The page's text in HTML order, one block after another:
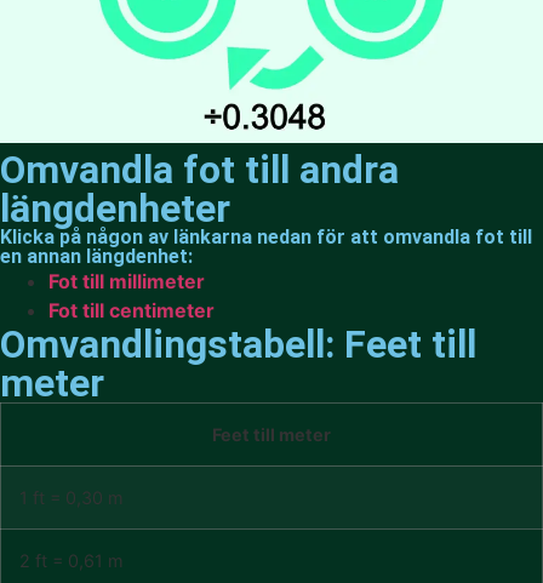
Omvandla fot till andra
längdenheter
Klicka på någon av länkarna nedan för att omvandla fot till
en annan längdenhet:
Fot till millimeter
Fot till centimeter
Omvandlingstabell: Feet till
meter
Feet till meter
1 ft = 0,30 m
2 ft = 0,61 m